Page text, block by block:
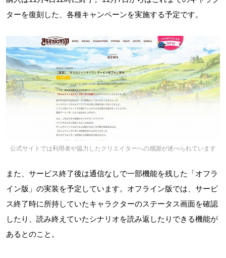
ターを復刻した、各種キャンペーンを実施する予定です。
公式サイトでは利用者や協力したクリエイターへの感謝が述べられています
また、サービス終了後は通信なしで一部機能を残した「オフラ
イン版」の実装を予定しています。オフライン版では、サービ
ス終了時に所持していたキャラクターのステータス画面を確認
したり、読み終えていたシナリオを読み返したりできる機能が
あるとのこと。